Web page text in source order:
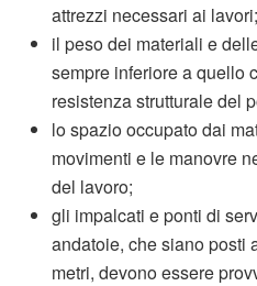
attrezzi necessari ai lavori;
il peso dei materiali e
sempre inferiore a quello
resistenza strutturale del
lo spazio occupato dai
movimenti e le manovre
del lavoro;
gli impalcati e ponti di
andatoie, che siano posti
metri, devono essere